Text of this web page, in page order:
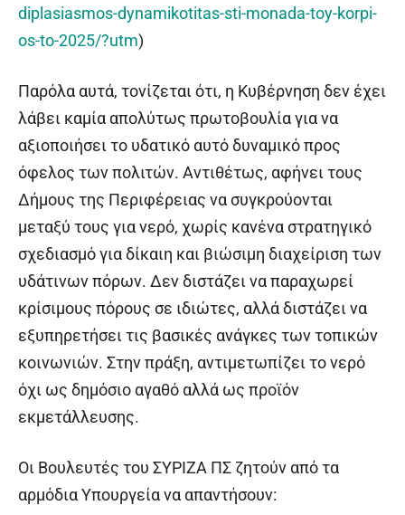
diplasiasmos-dynamikotitas-sti-monada-toy-korpi-
os-to-2025/?utm)
Παρόλα αυτά, τονίζεται ότι, η Κυβέρνηση δεν έχει
λάβει καμία απολύτως πρωτοβουλία για να
αξιοποιήσει το υδατικό αυτό δυναμικό προς
όφελος των πολιτών. Αντιθέτως, αφήνει τους
Δήμους της Περιφέρειας να συγκρούονται
μεταξύ τους για νερό, χωρίς κανένα στρατηγικό
σχεδιασμό για δίκαιη και βιώσιμη διαχείριση των
υδάτινων πόρων. Δεν διστάζει να παραχωρεί
κρίσιμους πόρους σε ιδιώτες, αλλά διστάζει να
εξυπηρετήσει τις βασικές ανάγκες των τοπικών
κοινωνιών. Στην πράξη, αντιμετωπίζει το νερό
όχι ως δημόσιο αγαθό αλλά ως προϊόν
εκμετάλλευσης.
Οι Βουλευτές του ΣΥΡΙΖΑ ΠΣ ζητούν από τα
αρμόδια Υπουργεία να απαντήσουν: